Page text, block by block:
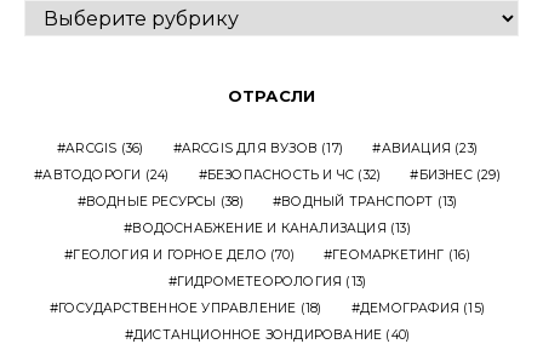
ВЫПУСКИ
ОТРАСЛИ
ARCGIS (36) ARCGIS ДЛЯ ВУЗОВ (17) АВИАЦИЯ (23)
АВТОДОРОГИ (24) БЕЗОПАСНОСТЬ И ЧС (32) БИЗНЕС(29)
ВОДНЫЕ РЕСУРСЫ (38) ВОДНЫЙ ТРАНСПОРТ (13)
ВОДОСНАБЖЕНИЕ И КАНАЛИЗАЦИЯ (13)
ГЕОЛОГИЯ И ГОРНОЕ ДЕЛО (70) ГЕОМАРКЕТИНГ (16)
ГИДРОМЕТЕОРОЛОГИЯ (13)
ГОСУДАРСТВЕННОЕ УПРАВЛЕНИЕ (18) ДЕМОГРАФИЯ (15)
ДИСТАНЦИОННОЕ ЗОНДИРОВАНИЕ (40)